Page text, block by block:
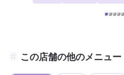
証設備を備えております】 セル
備認証を取得しております。 お
この店舗の他のメニュー